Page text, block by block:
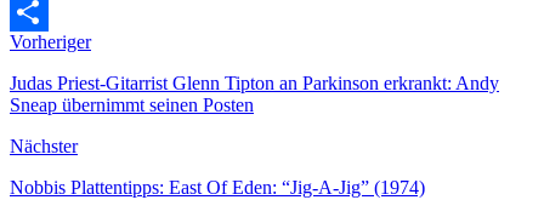
Email
Teilen
Vorheriger
Judas Priest-Gitarrist Glenn Tipton an Parkinson erkrankt: Andy
Sneap übernimmt seinen Posten
Nächster
Nobbis Plattentipps: East Of Eden: “Jig-A-Jig” (1974)